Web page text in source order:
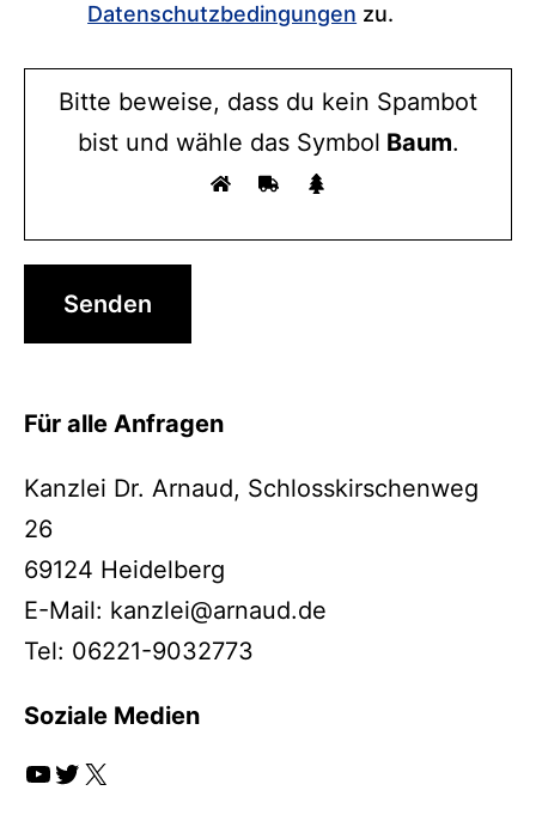
Datenschutzbedingungen zu.
Bitte beweise, dass du kein Spambot
bist und wähle das Symbol Baum.
Für alle Anfragen
Kanzlei Dr. Arnaud, Schlosskirschenweg
26
69124 Heidelberg
E-Mail: kanzlei@arnaud.de
Tel: 06221-9032773
Soziale Medien
YouTube
Twitter
X